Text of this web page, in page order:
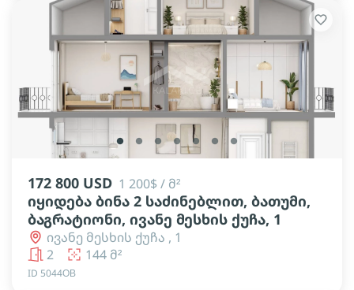
lens lens lens lens lens lens lens
172 800 USD 1 200$ / მ²
იყიდება ბინა 2 საძინებლით, ბათუმი,
ბაგრატიონი, ივანე მესხის ქუჩა, 1
ივანე მესხის ქუჩა , 1
2
144 მ²
ID 5044ОВ